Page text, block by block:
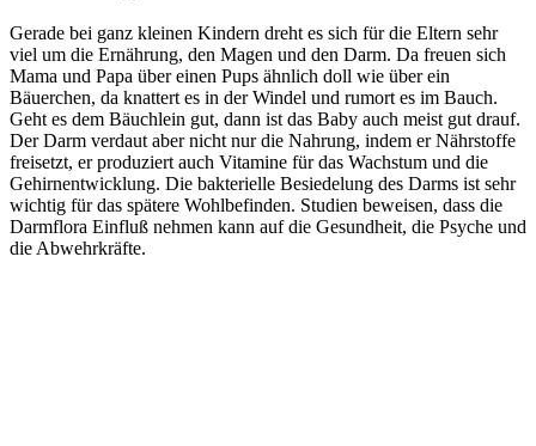
Gerade bei ganz kleinen Kindern dreht es sich für die Eltern sehr
viel um die Ernährung, den Magen und den Darm. Da freuen sich
Mama und Papa über einen Pups ähnlich doll wie über ein
Bäuerchen, da knattert es in der Windel und rumort es im Bauch.
Geht es dem Bäuchlein gut, dann ist das Baby auch meist gut drauf.
Der Darm verdaut aber nicht nur die Nahrung, indem er Nährstoffe
freisetzt, er produziert auch Vitamine für das Wachstum und die
Gehirnentwicklung. Die bakterielle Besiedelung des Darms ist sehr
wichtig für das spätere Wohlbefinden. Studien beweisen, dass die
Darmflora Einfluß nehmen kann auf die Gesundheit, die Psyche und
die Abwehrkräfte.